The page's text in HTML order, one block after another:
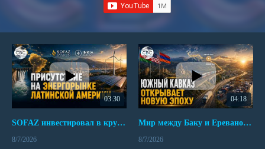
03:30
SOFAZ инвестировал в крупнейшего независимого производителя электроэнергии Перу
8/7/2026
04:18
Мир между Баку и Ереваном запускает крупные логистические проекты
8/7/2026